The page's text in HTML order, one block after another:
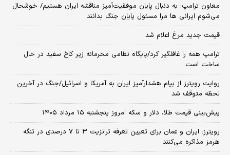
معاون ترامپ: به دنبال پایان موفقیت‌آمیز مناقشه ایران هستیم/ خوشحال
می‌شوم ایرانی ها مرا مسئول پایان جنگ بدانند
قیمت جدید مرغ اعلام شد
ترامپ همه را غافلگیر کرد/پایگاه نظامی محرمانه زیر کاخ سفید در حال
ساخت است
روایت رویترز از پیام هشدارآمیز ایران به آمریکا و اسرائیل/جنگ در آخرین
لحظه متوقف شد
پیش‌بینی قیمت طلا، دلار و سکه امروز پنجشنبه ۱۵ مرداد ۱۴۰۵
رویترز: ایران و عمان برای تعیین تعرفه ترانزیت ۳ تا ۷ درصدی در تنگه
هرمز مذاکره می‌کنند